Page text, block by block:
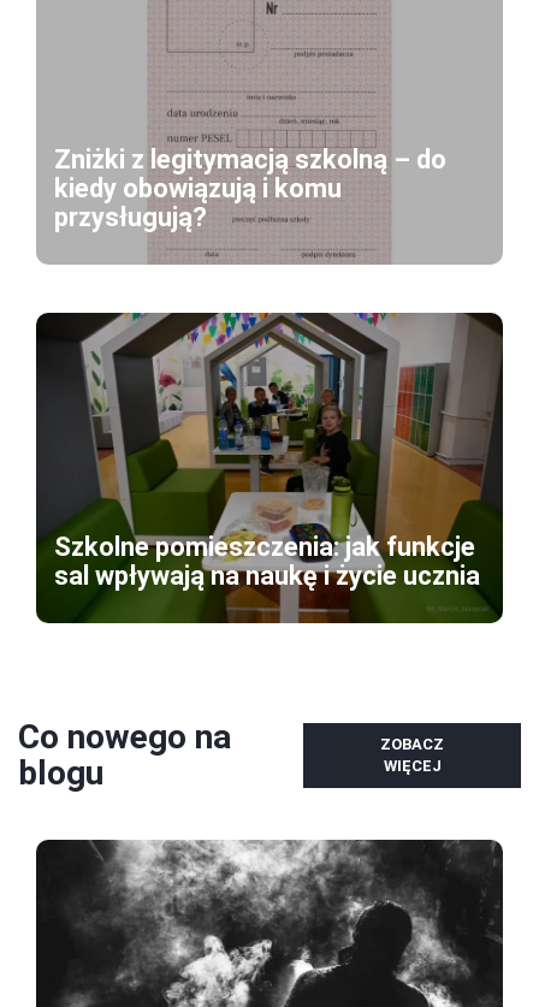
Zniżki z legitymacją szkolną – do
kiedy obowiązują i komu
przysługują?
Szkolne pomieszczenia: jak funkcje
sal wpływają na naukę i życie ucznia
Co nowego na
blogu
ZOBACZ
WIĘCEJ